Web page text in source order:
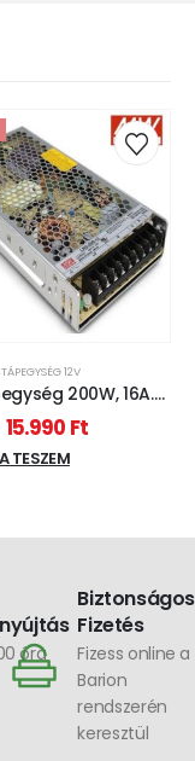
12V
200W, 16A.
15.990 Ft
TESZEM
óra
Biztonságos
Fizetés
Fizess online a
Barion
rendszerén
keresztül